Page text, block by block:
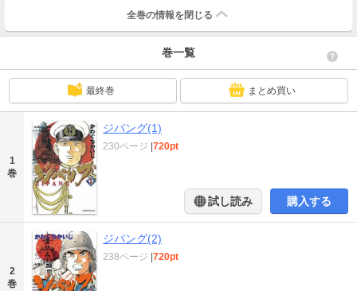
全巻の情報を 閉じる
巻一覧
最終巻 まとめ買い
1
巻
ジパング(1)
230ページ 720pt
試し読み 購入する
2
巻
ジパング(2)
238ページ 720pt